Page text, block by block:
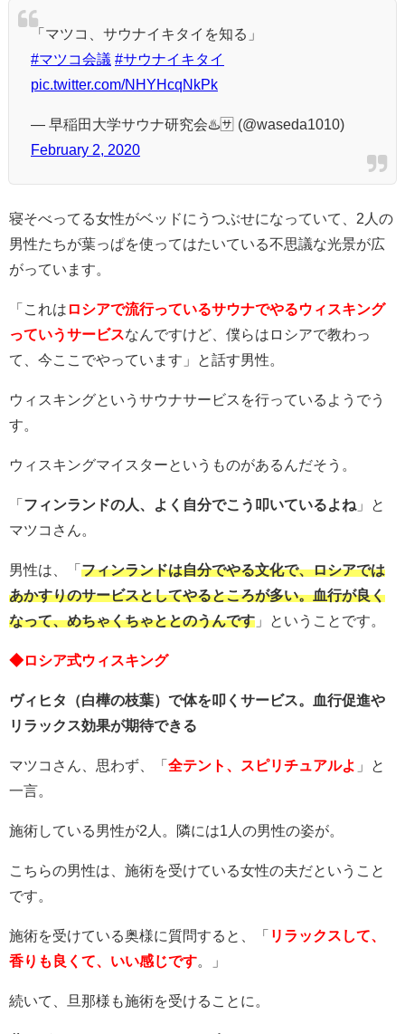
「マツコ、サウナイキタイを知る」
#マツコ会議 #サウナイキタイ
pic.twitter.com/NHYHcqNkPk
— 早稲田大学サウナ研究会♨️🈂️ (@waseda1010)
February 2, 2020
寝そべってる女性がベッドにうつぶせになっていて、2人の
男性たちが葉っぱを使ってはたいている不思議な光景が広
がっています。
「これは ロシアで流行っているサウナでやるウィスキング
っていうサービスなんですけど、僕らはロシアで教わっ
て、今ここでやっています」と話す男性。
ウィスキングというサウナサービスを行っているようでう
す。
ウィスキングマイスターというものがあるんだそう。
「 フィンランドの人、よく自分でこう叩いているよね 」と
マツコさん。
男性は、「 フィンランドは自分でやる文化で、ロシアでは
あかすりのサービスとしてやるところが多い。血行が良く
なって、めちゃくちゃととのうんです 」ということです。
◆ロシア式ウィスキング
ヴィヒタ（白樺の枝葉）で体を叩くサービス。血行促進や
リラックス効果が期待できる
マツコさん、思わず、「 全テント、スピリチュアルよ 」と
一言。
施術している男性が2人。隣には1人の男性の姿が。
こちらの男性は、施術を受けている女性の夫だということ
です。
施術を受けている奥様に質問すると、「 リラックスして、
香りも良くて、いい感じです 。」
続いて、旦那様も施術を受けることに。